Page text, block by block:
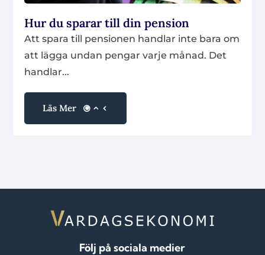
Hur du sparar till din pension
Att spara till pensionen handlar inte bara om
att lägga undan pengar varje månad. Det
handlar...
Läs Mer
Följ på sociala medier